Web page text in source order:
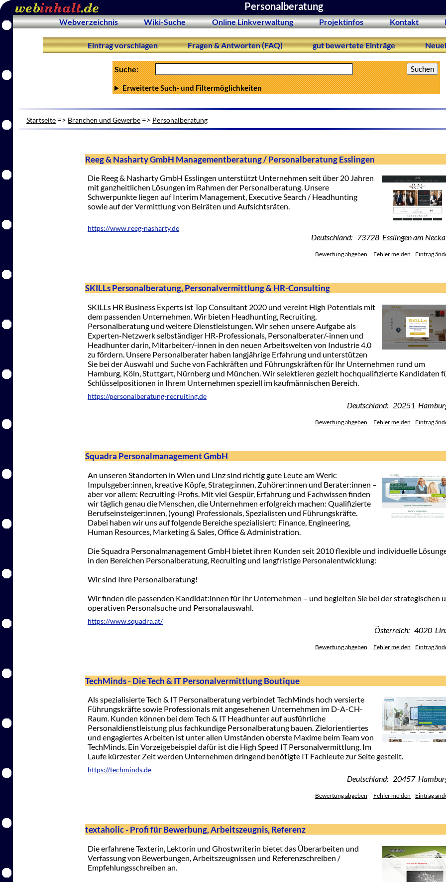
Personalberatung
Webverzeichnis Wiki-Suche Online Linkverwaltung Projektinfos Kontakt
Eintrag vorschlagen Fragen & Antworten (FAQ) gut bewertete Einträge
Suche:
Erweiterte Such- und Filtermöglichkeiten
Startseite => Branchen und Gewerbe => Personalberatung
Reeg & Nasharty GmbH Managementberatung / Personalberatung Esslingen
Die Reeg & Nasharty GmbH Esslingen unterstützt Unternehmen seit über 20 Jahren
mit ganzheitlichen Lösungen im Rahmen der Personalberatung. Unsere
Schwerpunkte liegen auf Interim Management, Executive Search / Headhunting
sowie auf der Vermittlung von Beiräten und Aufsichtsräten.
https://www.reeg-nasharty.de
Deutschland: 73728 Esslingen am
Bewertung abgeben Fehler melden Eintrag
SKILLs Personalberatung, Personalvermittlung & HR-Consulting
SKILLs HR Business Experts ist Top Consultant 2020 und vereint High Potentials mit
dem passenden Unternehmen. Wir bieten Headhunting, Recruiting,
Personalberatung und weitere Dienstleistungen. Wir sehen unsere Aufgabe als
Experten-Netzwerk selbständiger HR-Professionals, Personalberater/-innen und
Headhunter darin, Mitarbeiter/-innen in den neuen Arbeitswelten von Industrie 4.0
zu fördern. Unsere Personalberater haben langjährige Erfahrung und unterstützen
Sie bei der Auswahl und Suche von Fachkräften und Führungskräften für Ihr Unternehmen rund um
Hamburg, Köln, Stuttgart, Nürnberg und München. Wir selektieren gezielt hochqualifizierte Kandidaten
Schlüsselpositionen in Ihrem Unternehmen speziell im kaufmännischen Bereich.
https://personalberatung-recruiting.de
Deutschland: 20251
Bewertung abgeben Fehler melden Eintrag
Squadra Personalmanagement GmbH
An unseren Standorten in Wien und Linz sind richtig gute Leute am Werk:
Impulsgeber:innen, kreative Köpfe, Strateg:innen, Zuhörer:innen und Berater:innen –
aber vor allem: Recruiting-Profis. Mit viel Gespür, Erfahrung und Fachwissen finden
wir täglich genau die Menschen, die Unternehmen erfolgreich machen: Qualifizierte
Berufseinsteiger:innen, (young) Professionals, Spezialisten und Führungskräfte.
Dabei haben wir uns auf folgende Bereiche spezialisiert: Finance, Engineering,
Human Resources, Marketing & Sales, Office & Administration.
Die Squadra Personalmanagement GmbH bietet ihren Kunden seit 2010 flexible und individuelle
in den Bereichen Personalberatung, Recruiting und langfristige Personalentwicklung:
Wir sind Ihre Personalberatung!
Wir finden die passenden Kandidat:innen für Ihr Unternehmen – und begleiten Sie bei der strategischen
operativen Personalsuche und Personalauswahl.
https://www.squadra.at/
Österreich: 4020
Bewertung abgeben Fehler melden Eintrag
TechMinds - Die Tech & IT Personalvermittlung Boutique
Als spezialisierte Tech & IT Personalberatung verbindet TechMinds hoch versierte
Führungskräfte sowie Professionals mit angesehenen Unternehmen im D-A-CH-
Raum. Kunden können bei dem Tech & IT Headhunter auf ausführliche
Personaldienstleistung plus fachkundige Personalberatung bauen. Zielorientiertes
und engagiertes Arbeiten ist unter allen Umständen oberste Maxime beim Team von
TechMinds. Ein Vorzeigebeispiel dafür ist die High Speed IT Personalvermittlung. Im
Laufe kürzester Zeit werden Unternehmen dringend benötigte IT Fachleute zur Seite gestellt.
https://techminds.de
Deutschland: 20457
Bewertung abgeben Fehler melden Eintrag
textaholic - Profi für Bewerbung, Arbeitszeugnis, Referenz
Die erfahrene Texterin, Lektorin und Ghostwriterin bietet das Überarbeiten und
Verfassung von Bewerbungen, Arbeitszeugnissen und Referenzschreiben /
Empfehlungsschreiben an.